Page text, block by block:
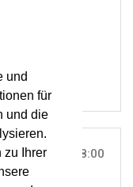
und
für
und die
zu Ihrer
18:00